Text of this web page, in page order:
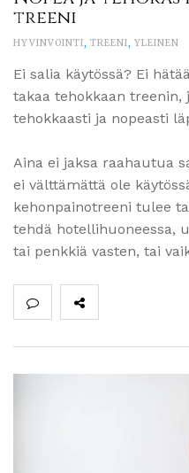
treeni
HYVINVOINTI, TREENI, YLEINEN
Ei salia käytössä? Ei
takaa tehokkaan treenin,
tehokkaasti ja nopeasti
Aina ei jaksa raahautua
ei välttämättä ole
kehonpainotreeni tulee
tehdä hotellihuoneessa,
tai penkkiä vasten, tai